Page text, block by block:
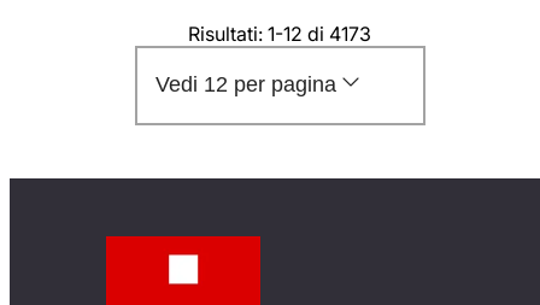
Risultati: 1-12 di 4173
Vedi 12 per pagina